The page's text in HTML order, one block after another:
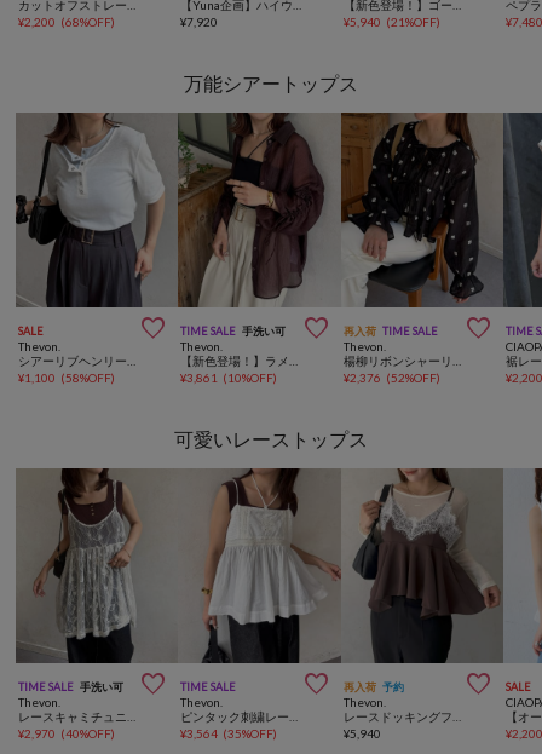
¥2,200 (68%OFF)
¥7,920
¥5,940 (21%OFF) ¥
万能シアートップス
SALE 
Thevon.
¥1,100 (58%OFF)
TIME SALE 手洗い可 
Thevon.
¥3,861 (10%OFF)
再入荷 TIME SALE 
Thevon.
¥2,376 (52%OFF)
TIME
¥
可愛いレーストップス
TIME SALE 手洗い可 
Thevon.
¥2,970 (40%OFF)
TIME SALE 
Thevon.
¥3,564 (35%OFF)
再入荷 予約 
Thevon.
¥5,940
SALE
¥